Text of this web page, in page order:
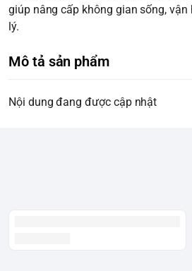
giúp nâng cấp không gian sống,
lý.
Mô tả sản phẩm
Nội dung đang được cập nhật